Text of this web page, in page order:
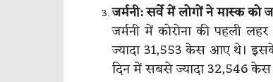
जर्मनी: सर्वे में लोगों ने मास्क को
जर्मनी में कोरोना की पहली
ज्यादा 31,553 केस आए थे।
दिन में सबसे ज्यादा 32,546